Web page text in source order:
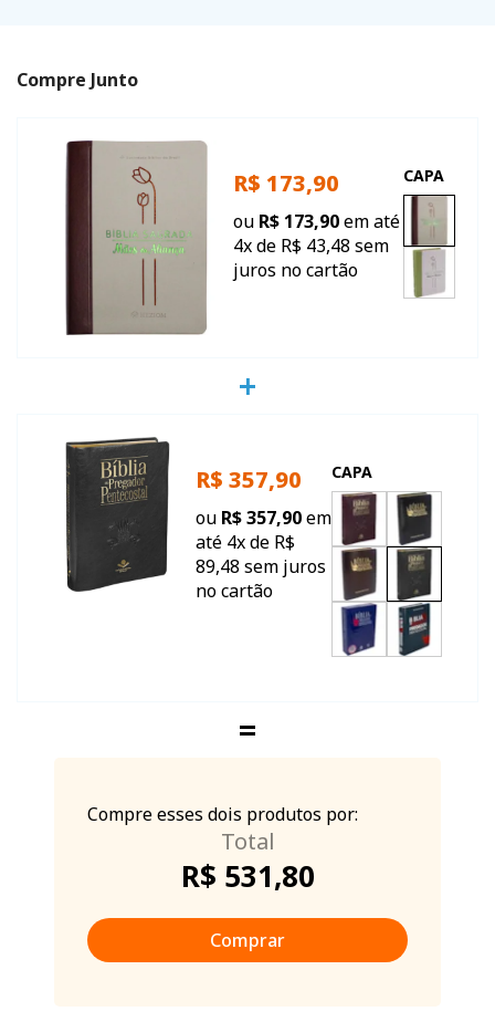
Compre Junto
R$ 173,90
ou R$ 173,90em até
4x de R$ 43,48 sem
juros no cartão
CAPA
R$ 357,90
ou R$ 357,90em
até 4x de R$
89,48 sem juros
no cartão
CAPA
Compre esses dois produtos por:
R$ 531,80
Comprar